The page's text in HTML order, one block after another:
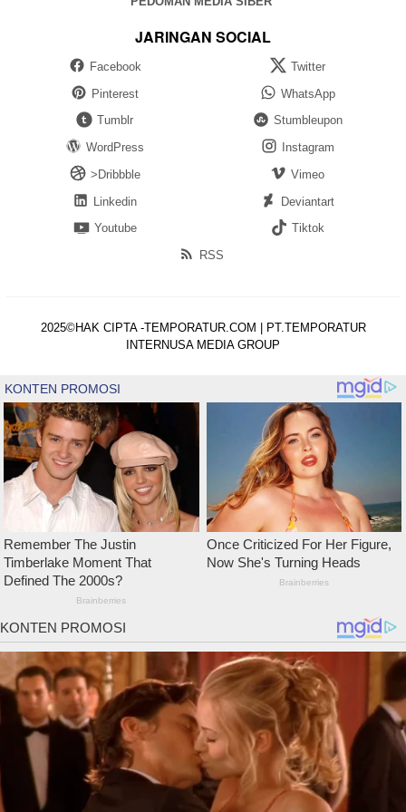
JARINGAN SOCIAL
Facebook
Twitter
Pinterest
WhatsApp
Tumblr
Stumbleupon
WordPress
Instagram
>Dribbble
Vimeo
Linkedin
Deviantart
Youtube
Tiktok
RSS
2025©HAK CIPTA -TEMPORATUR.COM | PT.TEMPORATUR
INTERNUSA MEDIA GROUP